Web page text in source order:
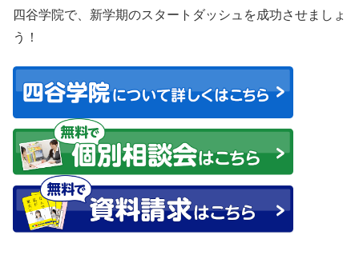
四谷学院で、新学期のスタートダッシュを成功させましょ
う！